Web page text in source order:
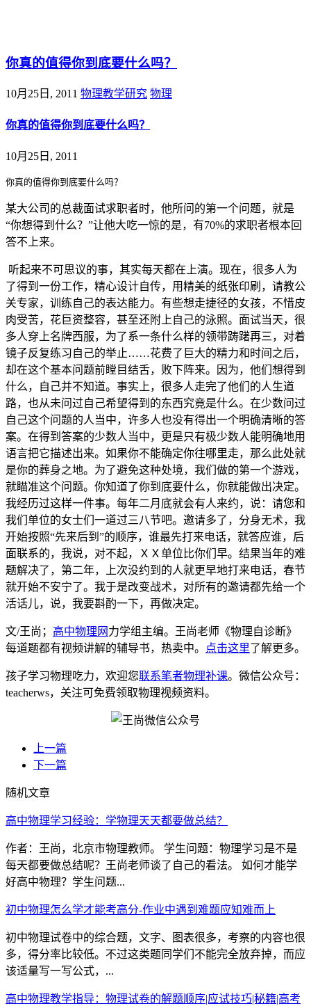
你真的值得你到底要什么吗？
10月25日, 2011 物理教学研究 物理
你真的值得你到底要什么吗？
10月25日, 2011
你真的值得你到底要什么吗？
某大公司的总裁面试求职者时，他所问的第一个问题，就是
“你想得到什么？ ”让他大吃一惊的是，有70%的求职者根本回
答不上来。
听起来不可思议的事，其实每天都在上演。现在，很多人为
了得到一份工作，精心设计自传，用精美的纸张印刷，请教公
关专家，训练自己的表达能力。有些想走捷径的女孩，不惜皮
肉受苦，花巨资整容，甚至还附上自己的泳照。面试当天，很
多人穿上名牌西服，为了系一条什么样的领带踌躇再三，对着
镜子反复练习自己的举止……花费了巨大的精力和时间之后，
却在这个基本问题前瞠目结舌，败下阵来。因为，他们想得到
什么，自己并不知道。 事实上，很多人走完了他们的人生道
路，也从未问过自己希望得到的东西究竟是什么。在少数问过
自己这个问题的人当中，许多人也没有得出一个明确清晰的答
案。在得到答案的少数人当中，更是只有极少数人能明确地用
语言把它描述出来。 如果你不能确定你往哪里走，那么此处就
是你的葬身之地。 为了避免这种处境，我们做的第一个游戏，
就瞄准这个问题。你知道了你到底要什么，你就能做出决定。
我经历过这样一件事。 每年二月底就会有人来约，说：请您和
我们单位的女士们一道过三八节吧。邀请多了，分身无术，我
开始按照“先来后到 ”的顺序，谁最先打来电话，就答应谁，后
面联系的，我说，对不起，ＸＸ单位比你们早。结果当年的难
题解决了，第二年，上次没约到的人就更早地打来电话，春节
就开始不安宁了。我于是改变战术，对所有的邀请都先给一个
活话儿，说，我要斟酌一下，再做决定。
文/王尚； 高中物理网 力学组主编。王尚老师《物理自诊断》
每道题都有视频讲解的辅导书，热卖中。
点击这里了解更多。
孩子学习物理吃力，欢迎您联系笔者物理补课。微信公众号：
teacherws，关注可免费领取物理视频资料。
上一篇
下一篇
随机文章
高中物理学习经验：学物理天天都要做总结？
作者：王尚，北京市物理教师。 学生问题：物理学习是不是
每天都要做总结呢？王尚老师谈了自己的看法。 如何才能学
好高中物理？学生问题...
初中物理怎么学才能考高分-作业中遇到难题应知难而上
初中物理试卷中的综合题，文字、图表很多，考察的内容也很
多，得分率比较低。不过这类题同学们不能完全放弃掉，而应
该适量写一写公式，...
高中物理教学指导：物理试卷的解题顺序|应试技巧|秘籍|高考